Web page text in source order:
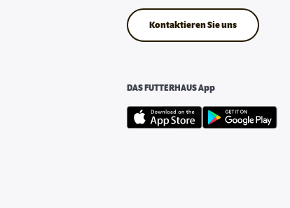
Kontaktieren Sie uns
DAS FUTTERHAUS App